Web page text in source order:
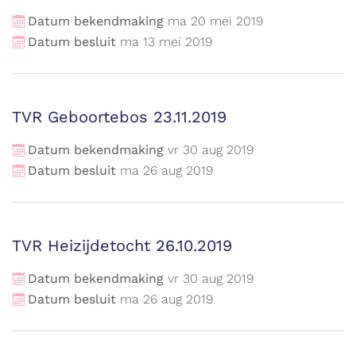
Datum bekendmaking ma 20 mei 2019
Datum besluit ma 13 mei 2019
TVR Geboortebos 23.11.2019
Datum bekendmaking vr 30 aug 2019
Datum besluit ma 26 aug 2019
TVR Heizijdetocht 26.10.2019
Datum bekendmaking vr 30 aug 2019
Datum besluit ma 26 aug 2019